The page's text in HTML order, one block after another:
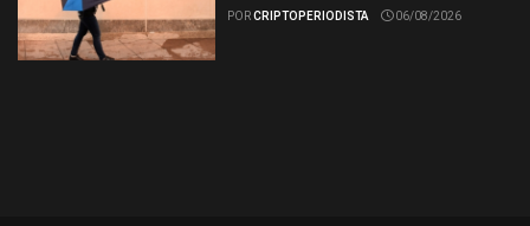
PORCRIPTOPERIODISTA 06/08/2026